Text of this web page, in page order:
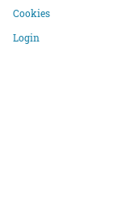
Cookies
Login